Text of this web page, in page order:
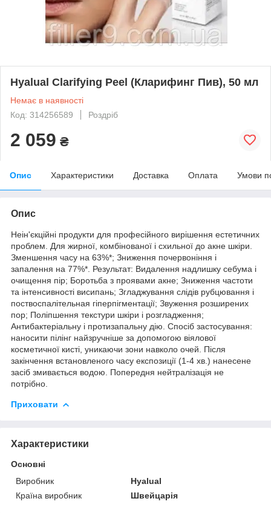
Hyalual Clarifying Peel (Кларифинг Пив), 50 мл
Немає в наявності
Код: 314256589
Роздріб
2 059 ₴
Опис Характеристики Доставка Оплата Умови
Опис
Неін'єкційні продукти для професійного вирішення естетичних
проблем. Для жирної, комбінованої і схильної до акне шкіри.
Зменшення часу на 63%*; Зниження почервоніння і
запалення на 77%*. Результат: Видалення надлишку себума і
очищення пір; Боротьба з проявами акне; Зниження частоти
та інтенсивності висипань; Згладжування слідів рубцювання і
поствоспалітельная гіперпігментації; Звуження розширених
пор; Поліпшення текстури шкіри і розгладження;
Антибактеріальну і протизапальну дію. Спосіб застосування:
наносити пілінг найзручніше за допомогою віялової
косметичної кисті, уникаючи зони навколо очей. Після
закінчення встановленого часу експозиції (1-4 хв.) нанесене
засіб змивається водою. Попередня нейтралізація не
потрібно.
Приховати
Характеристики
Основні
Виробник
Hyalual
Країна виробник
Швейцарія